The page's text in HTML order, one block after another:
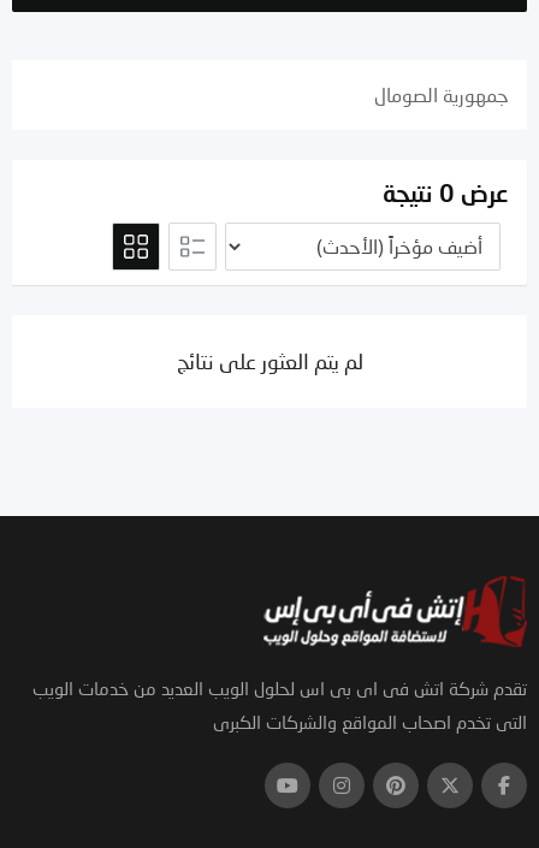
جمهورية الصومال
عرض 0 نتيجة
لم يتم العثور على نتائج
تقدم شركة اتش فى اى بى اس لحلول الويب العديد من خدمات الويب
التى تخدم اصحاب المواقع والشركات الكبرى